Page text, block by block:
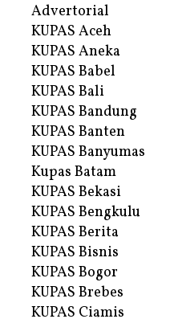
Advertorial
KUPAS Aceh
KUPAS Aneka
KUPAS Babel
KUPAS Bali
KUPAS Bandung
KUPAS Banten
KUPAS Banyumas
Kupas Batam
KUPAS Bekasi
KUPAS Bengkulu
KUPAS Berita
KUPAS Bisnis
KUPAS Bogor
KUPAS Brebes
KUPAS Ciamis